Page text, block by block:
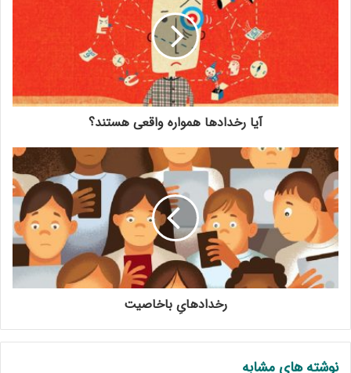
آیا رخدادها همواره واقعی هستند؟
رخدادهایِ باخاصیت
نوشته های مشابه